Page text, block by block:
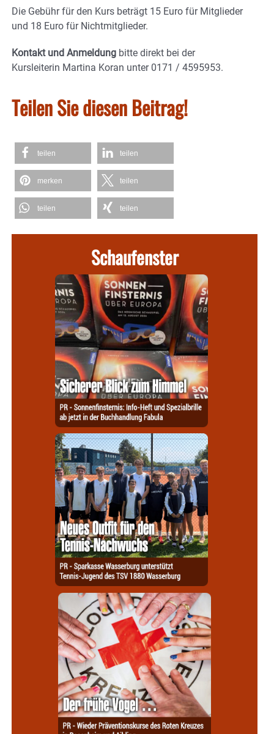
Die Gebühr für den Kurs beträgt 15 Euro für Mitglieder
und 18 Euro für Nichtmitglieder.
Kontakt und Anmeldung bitte direkt bei der
Kursleiterin Martina Koran unter 0171 / 4595953.
Teilen Sie diesen Beitrag!
teilen teilen
merken teilen
teilen teilen
Schaufenster